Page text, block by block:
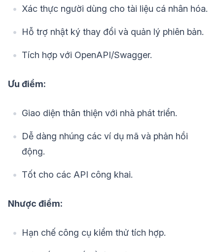
Xác thực người dùng cho tài liệu cá nhân hóa.
Hỗ trợ nhật ký thay đổi và quản lý phiên bản.
Tích hợp với OpenAPI/Swagger.
Ưu điểm:
Giao diện thân thiện với nhà phát triển.
Dễ dàng nhúng các ví dụ mã và phản hồi
động.
Tốt cho các API công khai.
Nhược điểm:
Hạn chế công cụ kiểm thử tích hợp.